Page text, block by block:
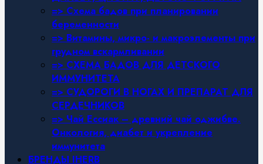
=> Схема бадов при планировании
беременности
=> Витамины, микро- и макроэлементы при
грудном вскармливании
=> СХЕМА БАДОВ ДЛЯ ДЕТСКОГО
ИММУНИТЕТА
=> СУДОРОГИ В НОГАХ И ПРЕПАРАТ ДЛЯ
СЕРДЕЧНИКОВ
=> Чай Ессиак – древний чай оджибве.
Онкология, диабет и укрепление
иммунитета
БРЕНДЫ IHERB